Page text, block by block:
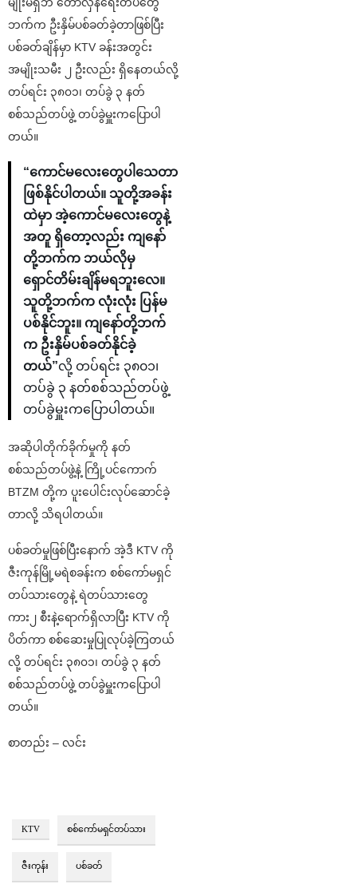
ဘက်က ဦးနှိမ်ပစ်ခတ်ခဲ့တာဖြစ်ပြီး
ပစ်ခတ်ချိန်မှာ KTV ခန်းအတွင်း
အမျိုးသမီး ၂ ဦးလည်း ရှိနေတယ်လို့
တပ်ရင်း ၃၈၀၁၊ တပ်ခွဲ ၃ နတ်
စစ်သည်တပ်ဖွဲ့ တပ်ခွဲမှူးကပြောပါ
တယ်။
“ကောင်မလေးတွေပါသေတာ
ဖြစ်နိုင်ပါတယ်။ သူတို့အခန်း
ထဲမှာ အဲ့ကောင်မလေးတွေနဲ့
အတူ ရှိတော့လည်း ကျနော်
တို့ဘက်က ဘယ်လိုမှ
ရှောင်တိမ်းချိန်မရဘူးလေ။
သူတို့ဘက်က လုံးလုံး ပြန်မ
ပစ်နိုင်ဘူး။ ကျနော်တို့ဘက်
က ဦးနှိမ်ပစ်ခတ်နိုင်ခဲ့
တယ်”လို့ တပ်ရင်း ၃၈၀၁၊
တပ်ခွဲ ၃ နတ်စစ်သည်တပ်ဖွဲ့
တပ်ခွဲမှူးကပြောပါတယ်။
အဆိုပါတိုက်ခိုက်မှုကို နတ်
စစ်သည်တပ်ဖွဲ့နဲ့ ကြို့ပင်ကောက်
BTZM တို့က ပူးပေါင်းလုပ်ဆောင်ခဲ့
တာလို့ သိရပါတယ်။
ပစ်ခတ်မှုဖြစ်ပြီးနောက် အဲ့ဒီ KTV ကို
ဇီးကုန်မြို့မရဲစခန်းက စစ်ကော်မရှင်
တပ်သားတွေနဲ့ ရဲတပ်သားတွေ
ကား၂ စီးနဲ့ရောက်ရှိလာပြီး KTV ကို
ပိတ်ကာ စစ်ဆေးမှုပြုလုပ်ခဲ့ကြတယ်
လို့ တပ်ရင်း ၃၈၀၁၊ တပ်ခွဲ ၃ နတ်
စစ်သည်တပ်ဖွဲ့ တပ်ခွဲမှူးကပြောပါ
တယ်။
စာတည်း – လင်း
KTV စစ်ကော်မရှင်တပ်သား
ဇီးကုန်း ပစ်ခတ်